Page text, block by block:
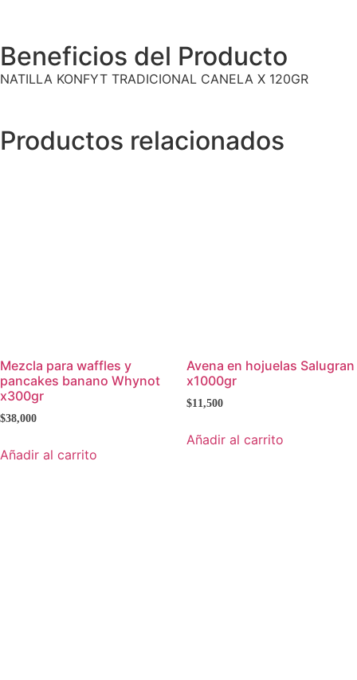
Beneficios del Producto
NATILLA KONFYT TRADICIONAL CANELA X 120GR
Productos relacionados
Mezcla para waffles y
pancakes banano Whynot
x300gr
$38,000
Añadir al carrito
Avena en hojuelas Salugran
x1000gr
$11,500
Añadir al carrito